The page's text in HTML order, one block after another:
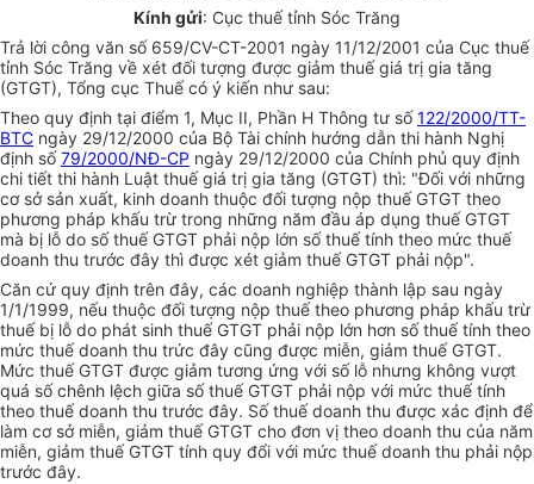
Kính gửi: Cục thuế tỉnh Sóc Trăng
Trả lời công văn số 659/CV-CT-2001 ngày 11/12/2001 của Cục thuế
tỉnh Sóc Trăng về xét đối tượng được giảm thuế giá trị gia tăng
(GTGT), Tổng cục Thuế có ý kiến như sau:
Theo quy định tại điểm 1, Mục II, Phần H Thông tư số122/2000/TT-
BTC ngày 29/12/2000 của Bộ Tài chính hướng dẫn thi hành Nghị
định số79/2000/NĐ-CP ngày 29/12/2000 của Chính phủ quy định
chi tiết thi hành Luật thuế giá trị gia tăng (GTGT) thì: "Đối với những
cơ sở sản xuất, kinh doanh thuộc đối tượng nộp thuế GTGT theo
phương pháp khấu trừ trong những năm đầu áp dụng thuế GTGT
mà bị lỗ do số thuế GTGT phải nộp lớn số thuế tính theo mức thuế
doanh thu trước đây thì được xét giảm thuế GTGT phải nộp".
Căn cứ quy định trên đây, các doanh nghiệp thành lập sau ngày
1/1/1999, nếu thuộc đối tượng nộp thuế theo phương pháp khấu trừ
thuế bị lỗ do phát sinh thuế GTGT phải nộp lớn hơn số thuế tính theo
mức thuế doanh thu trức đây cũng được miễn, giảm thuế GTGT.
Mức thuế GTGT được giảm tương ứng với số lỗ nhưng không vượt
quá số chênh lệch giữa số thuế GTGT phải nộp với mức thuế tính
theo thuế doanh thu trước đây. Số thuế doanh thu được xác định để
làm cơ sở miễn, giảm thuế GTGT cho đơn vị theo doanh thu của năm
miễn, giảm thuế GTGT tính quy đổi với mức thuế doanh thu phải nộp
trước đây.